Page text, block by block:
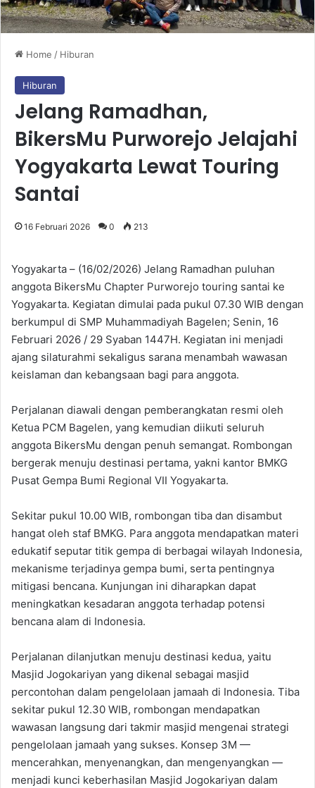
Home / Hiburan
Hiburan
Jelang Ramadhan,
BikersMu Purworejo Jelajahi
Yogyakarta Lewat Touring
Santai
16 Februari 2026 0 213
Yogyakarta – (16/02/2026) Jelang Ramadhan puluhan
anggota BikersMu Chapter Purworejo touring santai ke
Yogyakarta. Kegiatan dimulai pada pukul 07.30 WIB dengan
berkumpul di SMP Muhammadiyah Bagelen; Senin, 16
Februari 2026 / 29 Syaban 1447H. Kegiatan ini menjadi
ajang silaturahmi sekaligus sarana menambah wawasan
keislaman dan kebangsaan bagi para anggota.
Perjalanan diawali dengan pemberangkatan resmi oleh
Ketua PCM Bagelen, yang kemudian diikuti seluruh
anggota BikersMu dengan penuh semangat. Rombongan
bergerak menuju destinasi pertama, yakni kantor BMKG
Pusat Gempa Bumi Regional VII Yogyakarta.
Sekitar pukul 10.00 WIB, rombongan tiba dan disambut
hangat oleh staf BMKG. Para anggota mendapatkan materi
edukatif seputar titik gempa di berbagai wilayah Indonesia,
mekanisme terjadinya gempa bumi, serta pentingnya
mitigasi bencana. Kunjungan ini diharapkan dapat
meningkatkan kesadaran anggota terhadap potensi
bencana alam di Indonesia.
Perjalanan dilanjutkan menuju destinasi kedua, yaitu
Masjid Jogokariyan yang dikenal sebagai masjid
percontohan dalam pengelolaan jamaah di Indonesia. Tiba
sekitar pukul 12.30 WIB, rombongan mendapatkan
wawasan langsung dari takmir masjid mengenai strategi
pengelolaan jamaah yang sukses. Konsep 3M —
mencerahkan, menyenangkan, dan mengenyangkan —
menjadi kunci keberhasilan Masjid Jogokariyan dalam